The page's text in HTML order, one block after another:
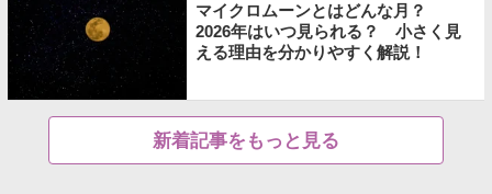
マイクロムーンとはどんな月？
2026年はいつ見られる？ 小さく見
える理由を分かりやすく解説！
新着記事をもっと見る